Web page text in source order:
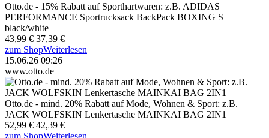
Otto.de - 15% Rabatt auf Sporthartwaren: z.B. ADIDAS
PERFORMANCE Sportrucksack BackPack BOXING S
black/white
43,99 € 37,39 €
zum ShopWeiterlesen
15.06.26 09:26
www.otto.de
Otto.de - mind. 20% Rabatt auf Mode, Wohnen & Sport: z.B.
JACK WOLFSKIN Lenkertasche MAINKAI BAG 2IN1
52,99 € 42,39 €
zum ShopWeiterlesen